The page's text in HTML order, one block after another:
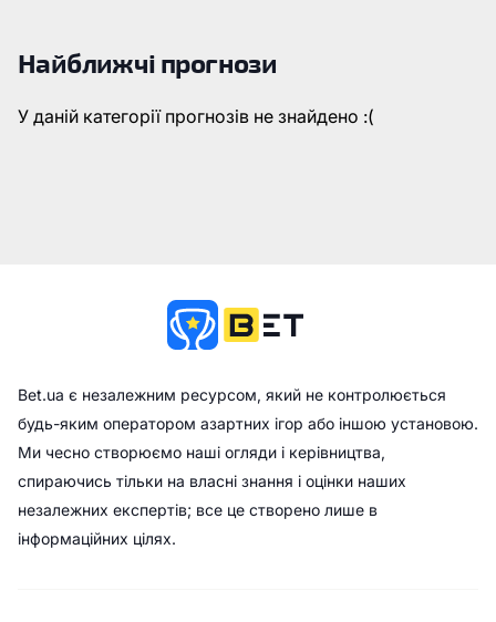
Найближчі прогнози
У даній категорії прогнозів не знайдено :(
Bet.ua є незалежним ресурсом, який не контролюється
будь-яким оператором азартних ігор або іншою установою.
Ми чесно створюємо наші огляди і керівництва,
спираючись тільки на власні знання і оцінки наших
незалежних експертів; все це створено лише в
інформаційних цілях.